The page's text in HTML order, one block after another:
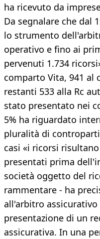
ha ricevuto da
Da segnalare che dal
lo strumento
operativo e fino ai
pervenuti 1.734
comparto Vita, 941 al
restanti 533 alla Rc
stato presentato nei
5% ha riguardato
pluralità di
casi «i ricorsi
presentati prima
società oggetto del
rammentare - ha
all'arbitro
presentazione di un
assicurativa. In una